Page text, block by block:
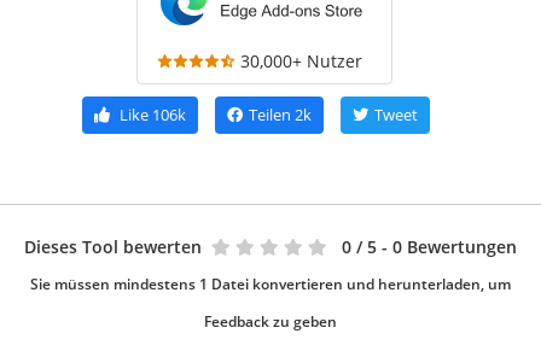
30,000+ Nutzer
Like 106k Teilen 2k Tweet
Dieses Tool bewerten 0 / 5 - 0 Bewertungen
Sie müssen mindestens 1 Datei konvertieren und herunterladen, um
Feedback zu geben